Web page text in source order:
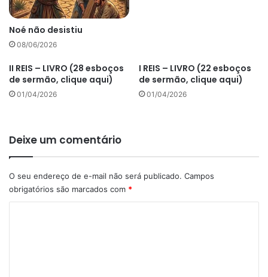
Noé não desistiu
08/06/2026
II REIS – LIVRO (28 esboços
de sermão, clique aqui)
01/04/2026
I REIS – LIVRO (22 esboços
de sermão, clique aqui)
01/04/2026
Deixe um comentário
O seu endereço de e-mail não será publicado. Campos
obrigatórios são marcados com *